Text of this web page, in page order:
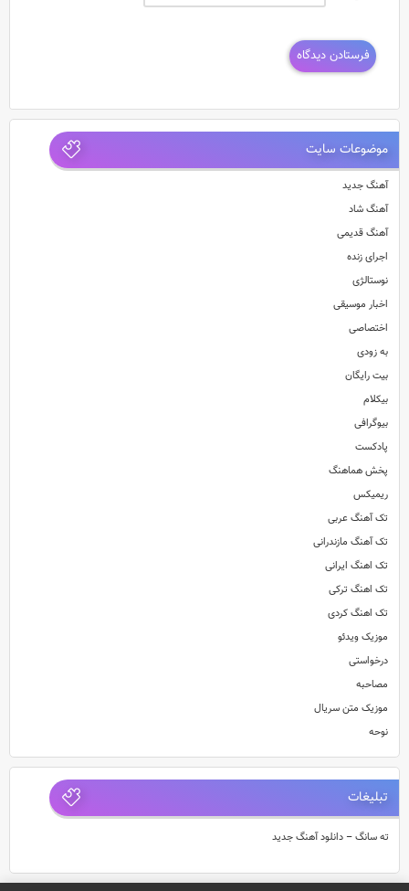
موضوعات سایت
آهنگ جدید
آهنگ شاد
آهنگ قدیمی
اجرای زنده
نوستالژی
اخبار موسیقی
اختصاصی
به زودی
بیت رایگان
بیکلام
بیوگرافی
پادکست
پخش هماهنگ
ریمیکس
تک آهنگ عربی
تک آهنگ مازندرانی
تک اهنگ ایرانی
تک اهنگ ترکی
تک اهنگ کردی
موزیک ویدئو
درخواستی
مصاحبه
موزیک متن سریال
نوحه
تبلیغات
ته سانگ – دانلود آهنگ جدید